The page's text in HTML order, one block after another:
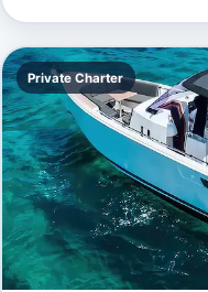
Private Charter